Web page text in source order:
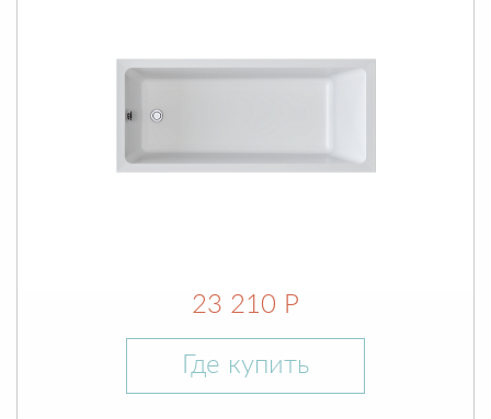
23 210 Р
Где купить